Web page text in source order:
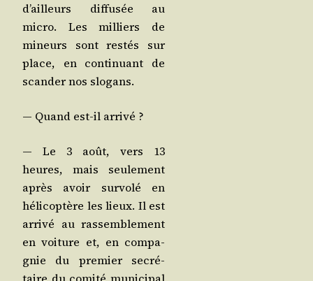
d’ailleurs dif­fu­sée au
micro. Les mil­liers de
mineurs sont res­tés sur
place, en conti­nuant de
scan­der nos slogans.
— Quand est-il arrivé ?
— Le 3 août, vers 13
heures, mais seule­ment
après avoir sur­vo­lé en
héli­co­ptère les lieux. Il est
arri­vé au ras­sem­ble­ment
en voi­ture et, en com­pa­
gnie du pre­mier secré­